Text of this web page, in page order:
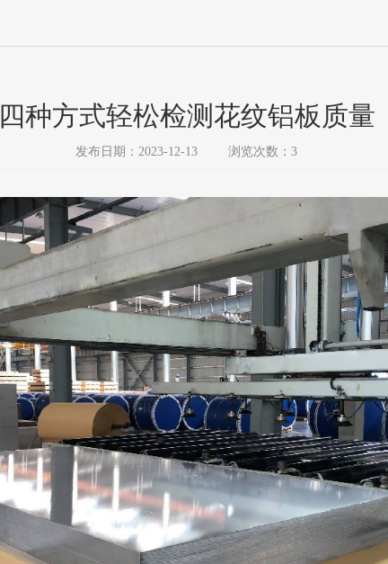
四种方式轻松检测花纹铝板质量
发布日期：2023-12-13 浏览次数：3